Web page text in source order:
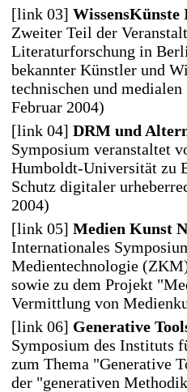
[link 03]
Zweiter Teil der
Literaturforschung in
bekannter Künstler und
technischen und
Februar 2004)
[link 04] DRM und
Symposium veranstaltet
Humboldt-Universität zu
Schutz digitaler
2004)
[link 05] Medien Kunst
Internationales
Medientechnologie
sowie zu dem Projekt
Vermittlung von
[link 06] Generative
Symposium des Instituts
zum Thema "Generative
der "generativen